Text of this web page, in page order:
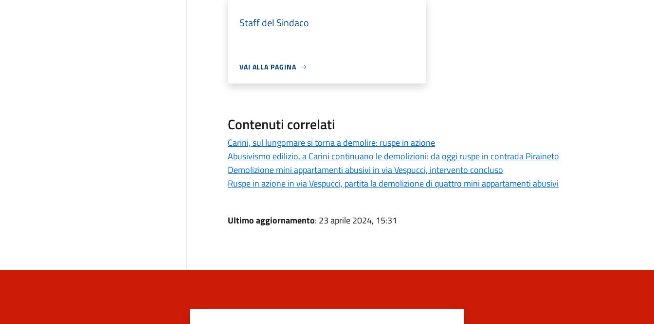
Staff del Sindaco
VAI ALLA PAGINA
Contenuti correlati
Carini, sul lungomare si torna a demolire: ruspe in azione
Abusivismo edilizio, a Carini continuano le demolizioni: da oggi ruspe in contrada Piraineto
Demolizione mini appartamenti abusivi in via Vespucci, intervento concluso
Ruspe in azione in via Vespucci, partita la demolizione di quattro mini appartamenti abusivi
Ultimo aggiornamento: 23 aprile 2024, 15:31